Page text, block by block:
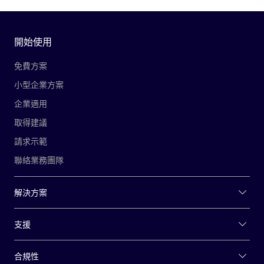
開始使用
免費方案
小型企業方案
企業適用
取得建議
請求示範
聯絡業務團隊
解決方案
支援
合規性